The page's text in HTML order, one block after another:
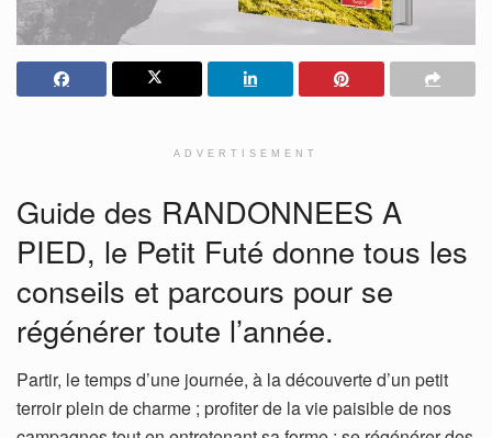
ADVERTISEMENT
Guide des RANDONNEES A
PIED, le Petit Futé donne tous les
conseils et parcours pour se
régénérer toute l’année.
Partir, le temps d’une journée, à la découverte d’un petit
terroir plein de charme ; profiter de la vie paisible de nos